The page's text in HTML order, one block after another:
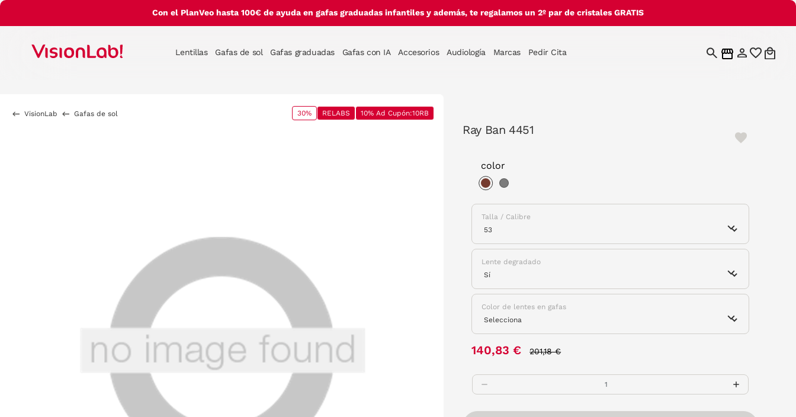
Con el PlanVeo hasta 100€ de ayuda en gafas graduadas infantiles y además, te regalamos un 2º par de cristales GRATIS
Lentillas Gafas de sol Gafas graduadas Gafas con IA Accesorios Audiología Marcas Pedir Cita
VisionLab Gafas de sol 30% RELABS 10% Ad Cupón:10RB
Ray Ban 4451
color
Talla / Calibre
Lente degradado
Color de lentes en gafas
140,83 € 201,18 €